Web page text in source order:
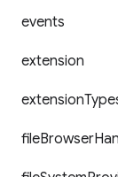
events
extension
extension
fileBrowser